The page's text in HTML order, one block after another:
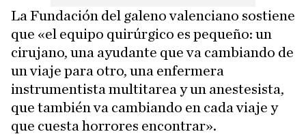
La Fundación del galeno valenciano sostiene
que «el equipo quirúrgico es pequeño: un
cirujano, una ayudante que va cambiando de
un viaje para otro, una enfermera
instrumentista multitarea y un anestesista,
que también va cambiando en cada viaje y
que cuesta horrores encontrar».